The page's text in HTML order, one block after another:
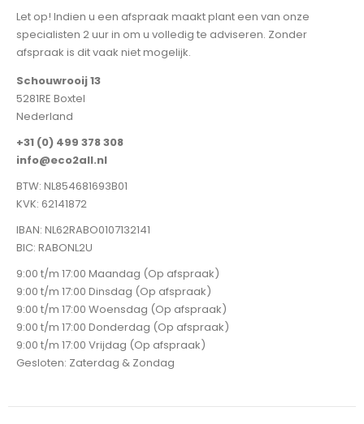
Let op! Indien u een afspraak maakt plant een van onze
specialisten 2 uur in om u volledig te adviseren. Zonder
afspraak is dit vaak niet mogelijk.
Schouwrooij 13
5281RE Boxtel
Nederland
+31 (0) 499 378 308
info@eco2all.nl
BTW: NL854681693B01
KVK: 62141872
IBAN: NL62RABO0107132141
BIC: RABONL2U
9:00 t/m 17:00 Maandag (Op afspraak)
9:00 t/m 17:00 Dinsdag (Op afspraak)
9:00 t/m 17:00 Woensdag (Op afspraak)
9:00 t/m 17:00 Donderdag (Op afspraak)
9:00 t/m 17:00 Vrijdag (Op afspraak)
Gesloten: Zaterdag & Zondag